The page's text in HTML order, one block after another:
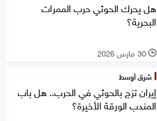
هل يحرك الحوثي حرب الممرات
البحرية؟
l 30 مارس 2026
شرق أوسط
إيران تزج بالحوثي في الحرب.. هل باب
المندب الورقة الأخيرة؟